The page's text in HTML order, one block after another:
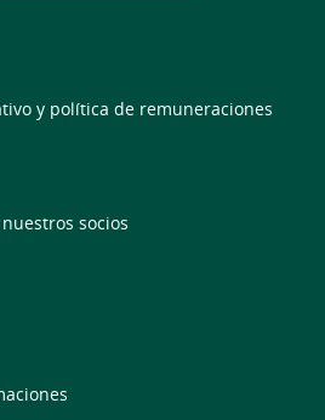
y política de remuneraciones
socios